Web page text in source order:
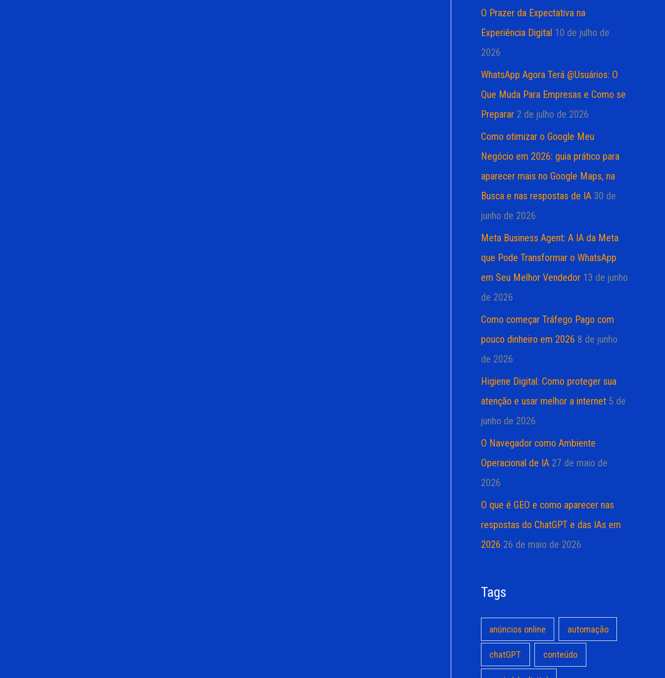
O Prazer da Expectativa na
Experiência Digital 10 de julho de
2026
WhatsApp Agora Terá @Usuários: O
Que Muda Para Empresas e Como se
Preparar 2 de julho de 2026
Como otimizar o Google Meu
Negócio em 2026: guia prático para
aparecer mais no Google Maps, na
Busca e nas respostas de IA 30 de
junho de 2026
Meta Business Agent: A IA da Meta
que Pode Transformar o WhatsApp
em Seu Melhor Vendedor 13 de junho
de 2026
Como começar Tráfego Pago com
pouco dinheiro em 2026 8 de junho
de 2026
Higiene Digital: Como proteger sua
atenção e usar melhor a internet 5 de
junho de 2026
O Navegador como Ambiente
Operacional de IA 27 de maio de
2026
O que é GEO e como aparecer nas
respostas do ChatGPT e das IAs em
2026 26 de maio de 2026
Tags
anúncios online automação
chatGPT conteúdo